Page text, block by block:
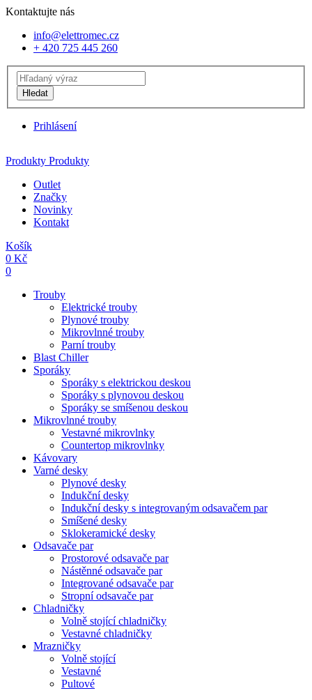
Kontaktujte nás
info@elettromec.cz
+ 420 725 445 260
Hledat
Prihlásení
Produkty Produkty
Outlet
Značky
Novinky
Kontakt
Košík
0 Kč
0
Trouby
Elektrické trouby
Plynové trouby
Mikrovlnné trouby
Parní trouby
Blast Chiller
Sporáky
Sporáky s elektrickou deskou
Sporáky s plynovou deskou
Sporáky se smíšenou deskou
Mikrovlnné trouby
Vestavné mikrovlnky
Countertop mikrovlnky
Kávovary
Varné desky
Plynové desky
Indukční desky
Indukční desky s integrovaným odsavačem par
Smíšené desky
Sklokeramické desky
Odsavače par
Prostorové odsavače par
Nástěnné odsavače par
Integrované odsavače par
Stropní odsavače par
Chladničky
Volně stojící chladničky
Vestavné chladničky
Mrazničky
Volně stojící
Vestavné
Pultové